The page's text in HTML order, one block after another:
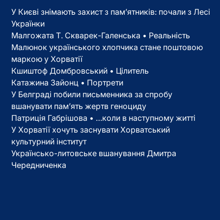
У Києві знімають захист з пам’ятників: почали з Лесі
Українки
Малгожата Т. Скварек-Галенська • Реальність
Малюнок українського хлопчика стане поштовою
маркою у Хорватії
Кшиштоф Домбровський • Цілитель
Катажина Зайонц • Портрети
У Белграді побили письменника за спробу
вшанувати пам’ять жертв геноциду
Патриція Габрішова • …коли в наступному житті
У Хорватії хочуть заснувати Хорватський
культурний інститут
Українсько-литовське вшанування Дмитра
Чередниченка